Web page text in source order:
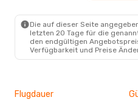
Die auf dieser Seite
letzten 20 Tage für die
den endgültigen
Verfügbarkeit und Preise
Flugdauer